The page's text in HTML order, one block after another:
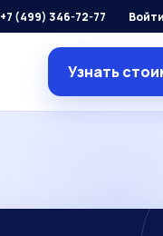
+7 (499) 346-72-77
Узнать